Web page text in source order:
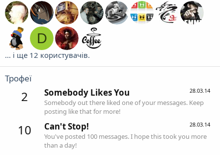
D
... і ще 12 користувачів.
Трофеї
2 28.03.14
Somebody Likes You
Somebody out there liked one of your messages. Keep
posting like that for more!
10 28.03.14
Can't Stop!
You've posted 100 messages. I hope this took you more
than a day!